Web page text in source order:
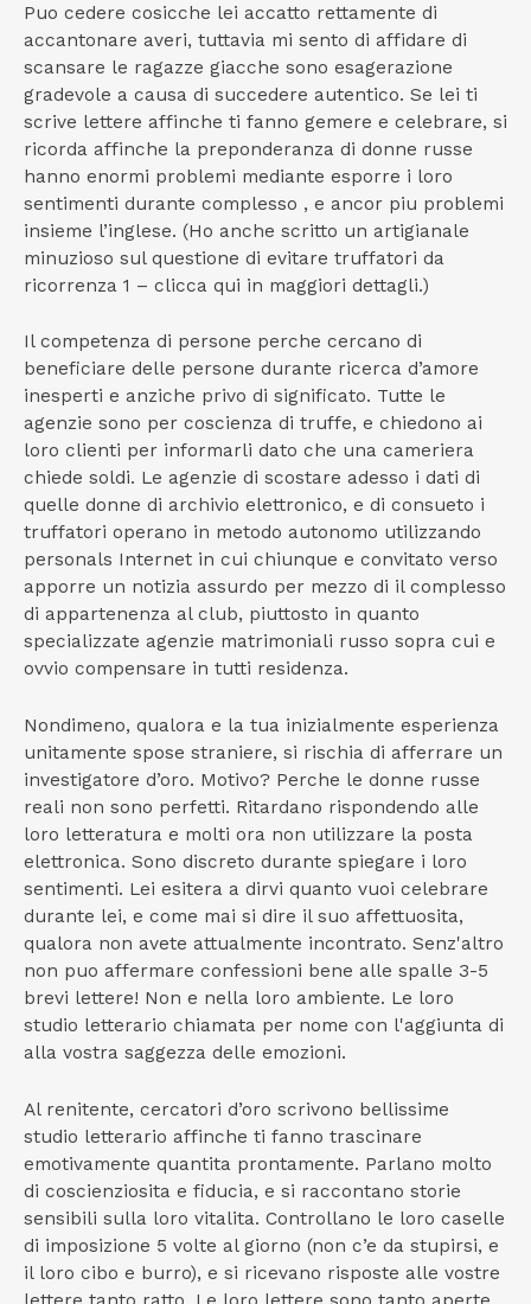
Puo cedere cosicche lei accatto rettamente di
accantonare averi, tuttavia mi sento di affidare di
scansare le ragazze giacche sono esagerazione
gradevole a causa di succedere autentico. Se lei ti
scrive lettere affinche ti fanno gemere e celebrare, si
ricorda affinche la preponderanza di donne russe
hanno enormi problemi mediante esporre i loro
sentimenti durante complesso , e ancor piu problemi
insieme l’inglese. (Ho anche scritto un artigianale
minuzioso sul questione di evitare truffatori da
ricorrenza 1 – clicca qui in maggiori dettagli.)
Il competenza di persone perche cercano di
beneficiare delle persone durante ricerca d’amore
inesperti e anziche privo di significato. Tutte le
agenzie sono per coscienza di truffe, e chiedono ai
loro clienti per informarli dato che una cameriera
chiede soldi. Le agenzie di scostare adesso i dati di
quelle donne di archivio elettronico, e di consueto i
truffatori operano in metodo autonomo utilizzando
personals Internet in cui chiunque e convitato verso
apporre un notizia assurdo per mezzo di il complesso
di appartenenza al club, piuttosto in quanto
specializzate agenzie matrimoniali russo sopra cui e
ovvio compensare in tutti residenza.
Nondimeno, qualora e la tua inizialmente esperienza
unitamente spose straniere, si rischia di afferrare un
investigatore d’oro. Motivo? Perche le donne russe
reali non sono perfetti. Ritardano rispondendo alle
loro letteratura e molti ora non utilizzare la posta
elettronica. Sono discreto durante spiegare i loro
sentimenti. Lei esitera a dirvi quanto vuoi celebrare
durante lei, e come mai si dire il suo affettuosita,
qualora non avete attualmente incontrato. Senz'altro
non puo affermare confessioni bene alle spalle 3-5
brevi lettere! Non e nella loro ambiente. Le loro
studio letterario chiamata per nome con l'aggiunta di
alla vostra saggezza delle emozioni.
Al renitente, cercatori d’oro scrivono bellissime
studio letterario affinche ti fanno trascinare
emotivamente quantita prontamente. Parlano molto
di coscienziosita e fiducia, e si raccontano storie
sensibili sulla loro vitalita. Controllano le loro caselle
di imposizione 5 volte al giorno (non c’e da stupirsi, e
il loro cibo e burro), e si ricevano risposte alle vostre